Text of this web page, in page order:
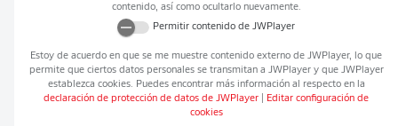
contenido, así como ocultarlo nuevamente.
Permitir contenido de JWPlayer
Estoy de acuerdo en que se me muestre contenido externo de JWPlayer, lo que
permite que ciertos datos personales se transmitan a JWPlayery que JWPlayer
establezca cookies. Puedes encontrar más información al respecto en la
declaración de protección de datos de JWPlayer
Editar configuración de
cookies